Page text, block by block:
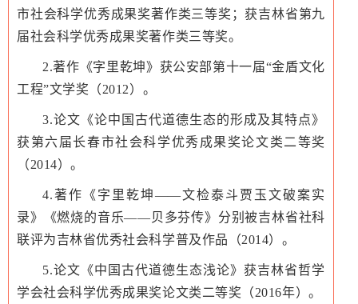
市社会科学优秀成果奖著作类三等奖；获吉林省第九
届社会科学优秀成果奖著作类三等奖。
2.著作《字里乾坤》获公安部第十一届“金盾文化
工程”文学奖（2012）。
3.论文《论中国古代道德生态的形成及其特点》
获第六届长春市社会科学优秀成果奖论文类二等奖
（2014）。
4.著作《字里乾坤——文检泰斗贾玉文破案实
录》《燃烧的音乐——贝多芬传》分别被吉林省社科
联评为吉林省优秀社会科学普及作品（2014）。
5.论文《中国古代道德生态浅论》获吉林省哲学
学会社会科学优秀成果奖论文类二等奖（2016年）。